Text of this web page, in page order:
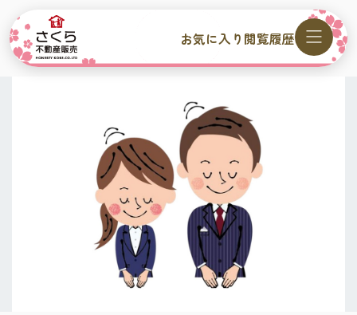
お気に入り 閲覧履歴